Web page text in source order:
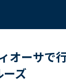
オーサで
ーズ